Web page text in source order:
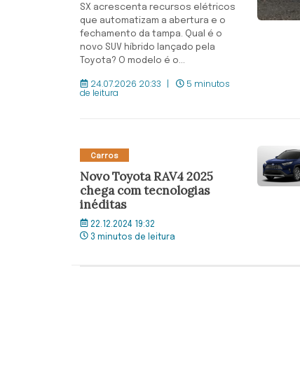
SX acrescenta recursos elétricos
que automatizam a abertura e o
fechamento da tampa. Qual é o
novo SUV híbrido lançado pela
Toyota? O modelo é o...
24.07.2026 20:33 5 minutos
de leitura
Carros
Novo Toyota RAV4 2025
chega com tecnologias
inéditas
22.12.2024 19:32
3 minutos de leitura